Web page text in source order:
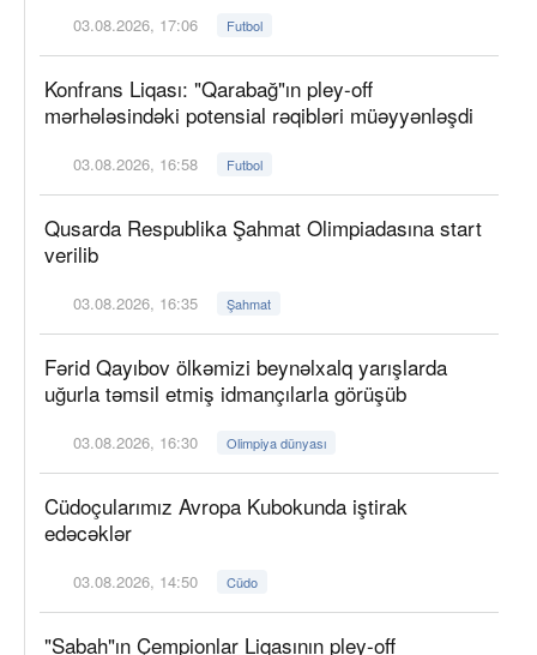
03.08.2026, 17:06 Futbol
Konfrans Liqası: "Qarabağ"ın pley-off
mərhələsindəki potensial rəqibləri müəyyənləşdi
03.08.2026, 16:58 Futbol
Qusarda Respublika Şahmat Olimpiadasına start
verilib
03.08.2026, 16:35 Şahmat
Fərid Qayıbov ölkəmizi beynəlxalq yarışlarda
uğurla təmsil etmiş idmançılarla görüşüb
03.08.2026, 16:30 Olimpiya dünyası
Cüdoçularımız Avropa Kubokunda iştirak
edəcəklər
03.08.2026, 14:50 Cüdo
"Sabah"ın Çempionlar Liqasının pley-off